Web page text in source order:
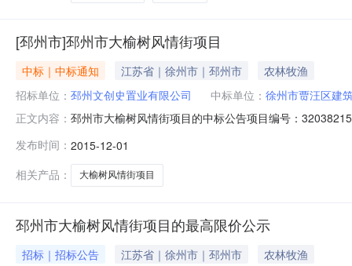
[邳州市]邳州市大榆树风情街项目
中标｜中标通知 江苏省｜徐州市｜邳州市
农林牧渔
招标单位： 邳州文创史置业有限公司 中标单位： 徐州市贾汪区建
正文内容： 邳州市大榆树风情街项目的中标公告项目编号：
16977.53中标价(万元)：4378.361053中标工期(天)：
发布时间： 2015-12-01
相关产品：
大榆树风情街项目
邳州市大榆树风情街项目的最高限价公示
招标｜招标公告 江苏省｜徐州市｜邳州市
农林牧渔